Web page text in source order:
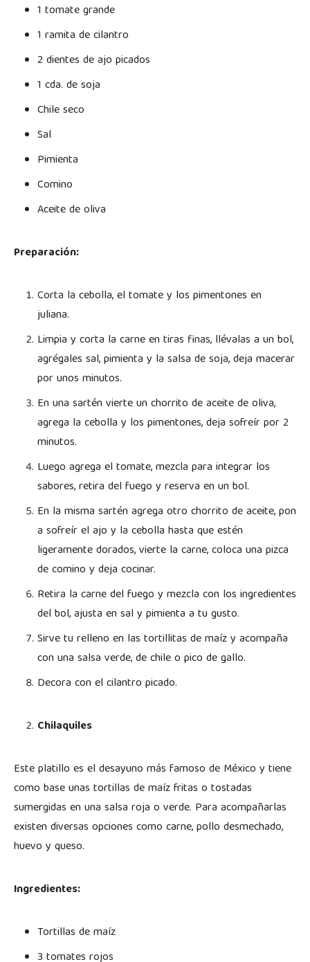
1 tomate grande
1 ramita de cilantro
2 dientes de ajo picados
1 cda. de soja
Chile seco
Sal
Pimienta
Comino
Aceite de oliva
Preparación:
Corta la cebolla, el tomate y los pimentones en
juliana.
Limpia y corta la carne en tiras finas, llévalas a un bol,
agrégales sal, pimienta y la salsa de soja, deja macerar
por unos minutos.
En una sartén vierte un chorrito de aceite de oliva,
agrega la cebolla y los pimentones, deja sofreír por 2
minutos.
Luego agrega el tomate, mezcla para integrar los
sabores, retira del fuego y reserva en un bol.
En la misma sartén agrega otro chorrito de aceite, pon
a sofreír el ajo y la cebolla hasta que estén
ligeramente dorados, vierte la carne, coloca una pizca
de comino y deja cocinar.
Retira la carne del fuego y mezcla con los ingredientes
del bol, ajusta en sal y pimienta a tu gusto.
Sirve tu relleno en las tortillitas de maíz y acompaña
con una salsa verde, de chile o pico de gallo.
Decora con el cilantro picado.
Chilaquiles
Este platillo es el desayuno más famoso de México y tiene
como base unas tortillas de maíz fritas o tostadas
sumergidas en una salsa roja o verde. Para acompañarlas
existen diversas opciones como carne, pollo desmechado,
huevo y queso.
Ingredientes:
Tortillas de maíz
3 tomates rojos